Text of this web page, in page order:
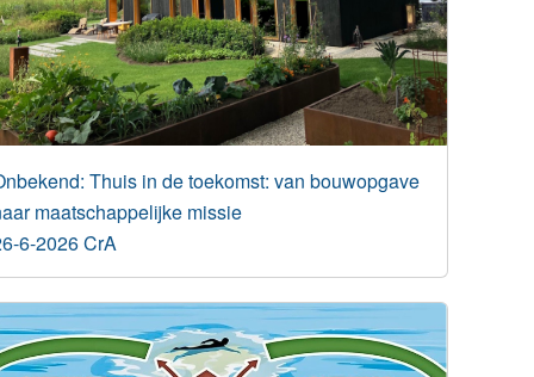
Thuis in de toekomst: van bouwopgave
maatschappelijke missie
6-2026 CrA